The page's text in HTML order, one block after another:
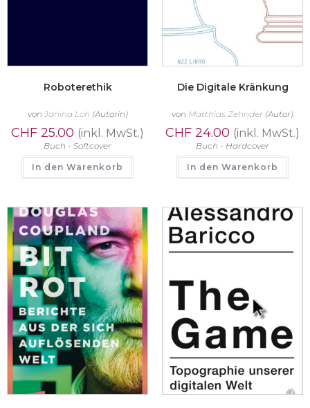
Roboterethik
von Janina Loh (Autorin)
CHF 25.00 (inkl. MwSt.)
Buch - Softcover
In den Warenkorb
Die Digitale Kränkung
von Matthias Zehnder (Autor)
CHF 24.00 (inkl. MwSt.)
Buch - Hardcover
In den Warenkorb